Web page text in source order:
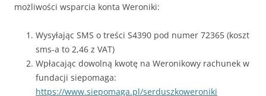
możliwości wsparcia konta Weroniki:
Wysyłając SMS o treści S4390 pod numer 72365 (koszt
sms-a to 2,46 z VAT)
Wpłacając dowolną kwotę na Weronikowy rachunek w
fundacji siepomaga:
https://www.siepomaga.pl/serduszkoweroniki